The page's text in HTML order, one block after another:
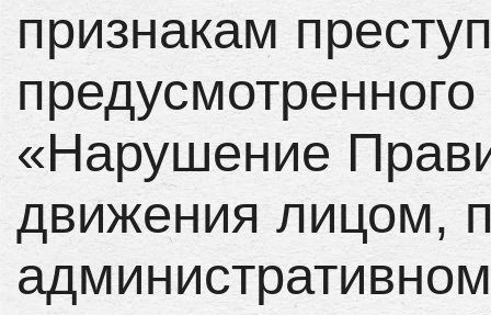
признакам
«Нарушение
движения лицом,